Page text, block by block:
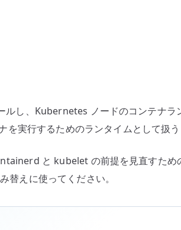
ルし、Kubernetes ノードのコンテナ
実行するためのランタイムとして扱う
と kubelet の前提を見直すた
えに使ってください。